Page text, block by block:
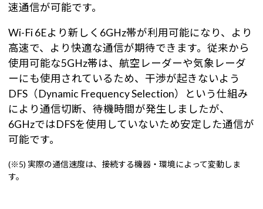
速通信が可能です。
Wi-Fi 6Eより新しく6GHz帯が利用可能になり、より
高速で、より快適な通信が期待できます。従来から
使用可能な5GHz帯は、航空レーダーや気象レーダ
ーにも使用されているため、干渉が起きないよう
DFS（Dynamic Frequency Selection）という仕組み
により通信切断、待機時間が発生しましたが、
6GHzではDFSを使用していないため安定した通信が
可能です。
(※5) 実際の通信速度は、接続する機器・環境によって変動しま
す。